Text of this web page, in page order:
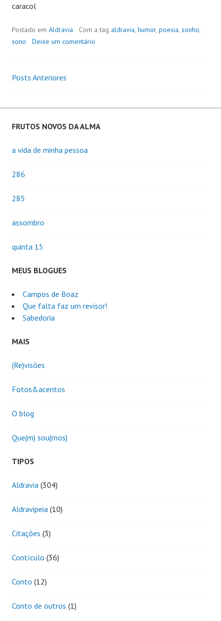
caracol
Postado em Aldravia Com a tag aldravia, humor, poesia, sonho,
sono
Deixe um comentário
Navegação
de
Posts
Posts Anteriores
FRUTOS NOVOS DA ALMA
a vida de minha pessoa
286
285
assombro
quinta 15
MEUS BLOGUES
Campos de Boaz
Que falta faz um revisor!
Sabedoria
MAIS
(Re)visões
Fotos&acentos
O blog
Que(m) sou(mos)
TIPOS
Aldravia (304)
Aldravipeia (10)
Citações (3)
Contículo (36)
Conto (12)
Conto de outros (1)